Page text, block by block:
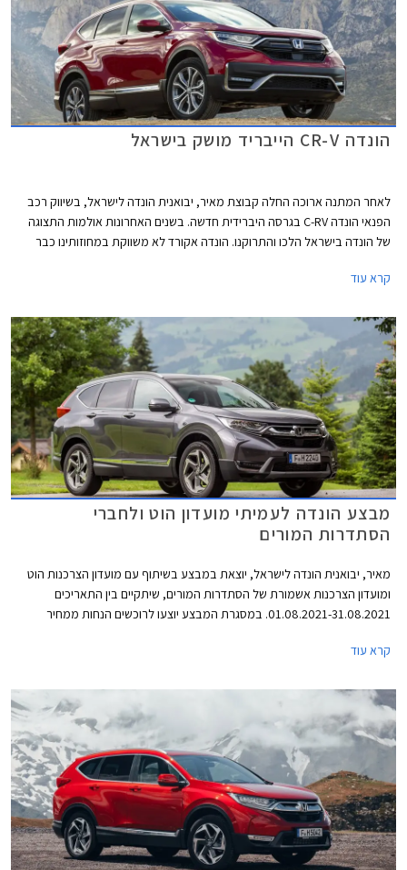
הונדה CR-V הייבריד מושק בישראל
לאחר המתנה ארוכה החלה קבוצת מאיר, יבואנית הונדה לישראל, בשיווק רכב
הפנאי הונדה C-RV בגרסה היברידית חדשה. בשנים האחרונות אולמות התצוגה
של הונדה בישראל הלכו והתרוקנו. הונדה אקורד לא משווקת במחוזותינו כבר
בקרוב גם היא. עתה מצטרף אליהן הונדה CR-V הייבריד שיחליף את גרסאות
הבנזין ששיווקן הופסק בסוף השנה שעברה.
קרא עוד
מבצע הונדה לעמיתי מועדון הוט ולחברי
הסתדרות המורים
מאיר, יבואנית הונדה לישראל, יוצאת במבצע בשיתוף עם מועדון הצרכנות הוט
ומועדון הצרכנות אשמורת של הסתדרות המורים, שיתקיים בין התאריכים
01.08.2021-31.08.2021. במסגרת המבצע יוצעו לרוכשים הנחות ממחיר
המשתתפים במבצע.
קרא עוד